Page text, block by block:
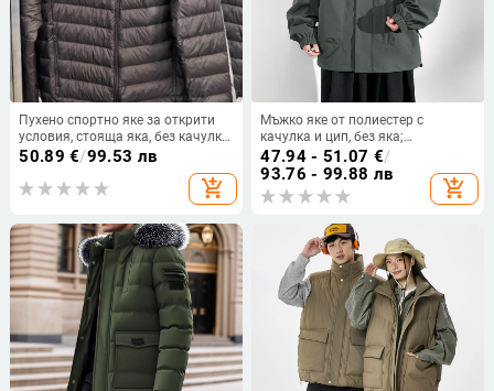
Пухено спортно яке за открити
условия, стояща яка, без качулка,
пълнеж от бял патица пух 86–
90%, 100 g пълнеж, дишащо и
антибактериално
50.89 €/99.53 лв
add_shopping_cart
Мъжко яке от полиестер с
качулка и цип, без яка;
подходящо за пролет-есен
47.94 - 51.07 €/
93.76 - 99.88 лв
add_shopping_cart